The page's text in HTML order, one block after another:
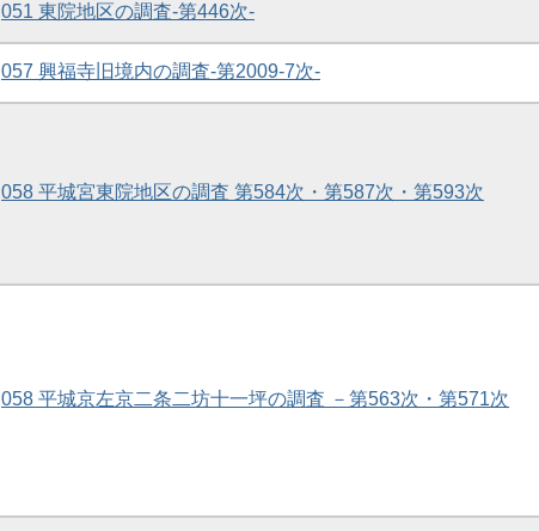
051 東院地区の調査-第446次-
057 興福寺旧境内の調査-第2009-7次-
058 平城宮東院地区の調査 第584次・第587次・第593次
058 平城京左京二条二坊十一坪の調査 －第563次・第571次